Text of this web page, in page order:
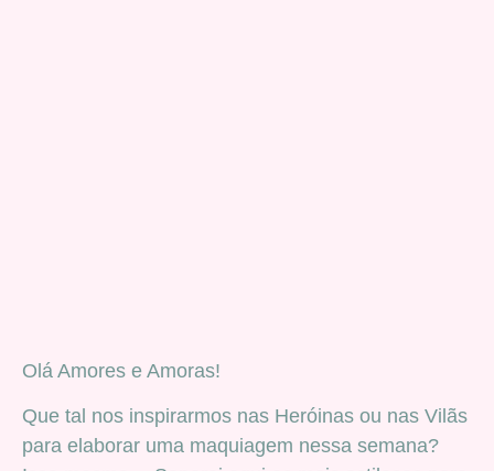
Olá Amores e Amoras!
Que tal nos inspirarmos nas Heróinas ou nas Vilãs
para elaborar uma maquiagem nessa semana?